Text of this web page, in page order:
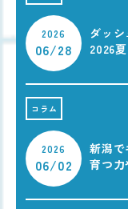
2026
06/28
ダッ
2026
コラム
2026
06/02
新潟
育つ力